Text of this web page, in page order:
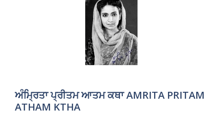
ਅੰਮ੍ਰਿਤਾ ਪ੍ਰੀਤਮ ਆਤਮ ਕਥਾAMRITA PRITAM
ATHAM KTHA